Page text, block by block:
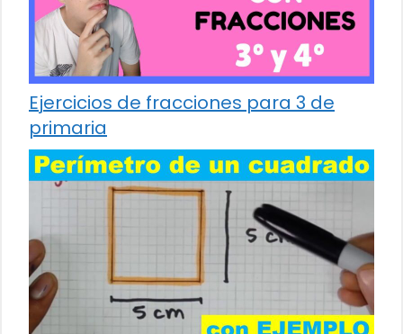
Ejercicios de fracciones para 3 de
primaria